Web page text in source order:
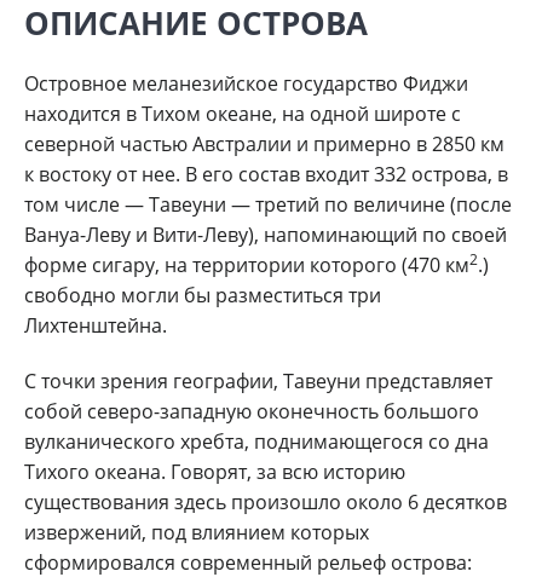
ОПИСАНИЕ ОСТРОВА
Островное меланезийское государство Фиджи
находится в Тихом океане, на одной широте с
северной частью Австралии и примерно в 2850 км
к востоку от нее. В его состав входит 332 острова, в
том числе — Тавеуни — третий по величине (после
Вануа-Леву и Вити-Леву), напоминающий по своей
форме сигару, на территории которого (470 км2.)
свободно могли бы разместиться три
Лихтенштейна.
С точки зрения географии, Тавеуни представляет
собой северо-западную оконечность большого
вулканического хребта‚ поднимающегося со дна
Тихого океана. Говорят, за всю историю
существования здесь произошло около 6 десятков
извержений, под влиянием которых
сформировался современный рельеф острова: